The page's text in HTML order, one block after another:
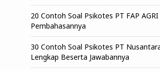
20 Contoh Soal Psikotes PT FAP
Pembahasannya
30 Contoh Soal Psikotes PT
Lengkap Beserta Jawabannya